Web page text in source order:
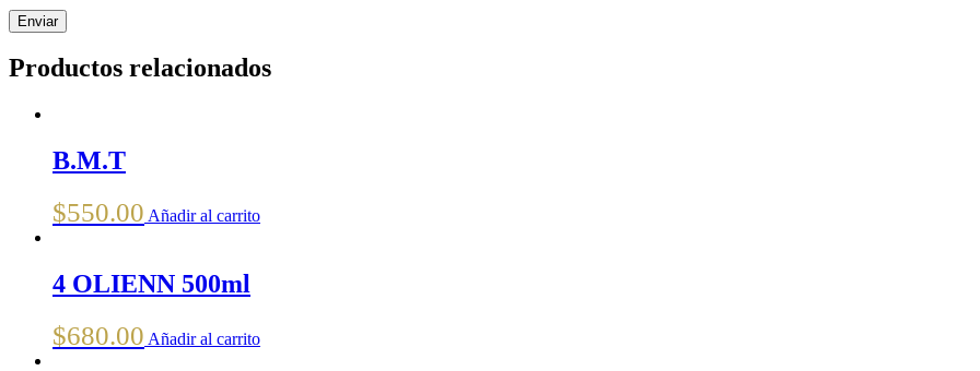
Productos relacionados
B.M.T
$550.00 Añadir al carrito
4 OLIENN 500ml
$680.00 Añadir al carrito